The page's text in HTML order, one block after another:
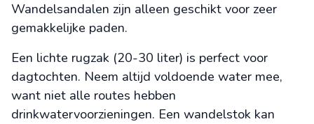
Wandelsandalen zijn alleen geschikt voor zeer
gemakkelijke paden.
Een lichte rugzak (20-30 liter) is perfect voor
dagtochten. Neem altijd voldoende water mee,
want niet alle routes hebben
drinkwatervoorzieningen. Een wandelstok kan